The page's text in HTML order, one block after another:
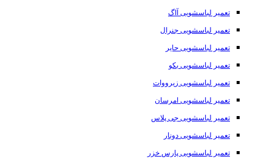
تعمیر لباسشویی آاگ
تعمیر لباسشویی جنرال
تعمیر لباسشویی حایر
تعمیر لباسشویی بکو
تعمیر لباسشویی زیرووات
تعمیر لباسشویی امرسان
تعمیر لباسشویی جی پلاس
تعمیر لباسشویی دونار
تعمیر لباسشویی پارس خزر